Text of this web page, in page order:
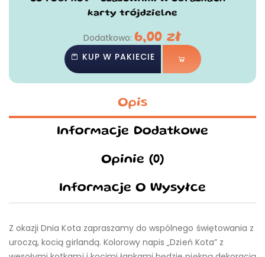
karty trójdzielne
Dodatkowo:6,00zł
KUP W PAKIECIE
Opis
Informacje Dodatkowe
Opinie (0)
Informacje O Wysyłce
Z okazji Dnia Kota zapraszamy do wspólnego świętowania z
uroczą, kocią girlandą. Kolorowy napis „Dzień Kota” z